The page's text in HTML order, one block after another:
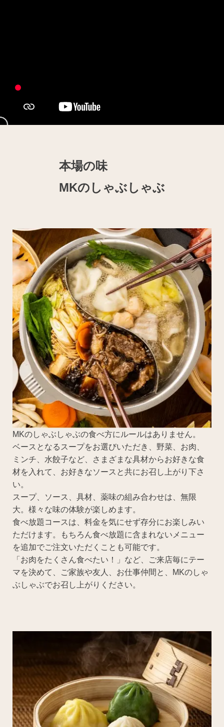
本場の味
MKのしゃぶしゃぶ
MKのしゃぶしゃぶの食べ方にルールはありません。
ベースとなるスープをお選びいただき、野菜、お肉、
ミンチ、水餃子など、さまざまな具材からお好きな食
材を入れて、お好きなソースと共にお召し上がり下さ
い。
スープ、ソース、具材、薬味の組み合わせは、無限
大。様々な味の体験が楽しめます。
食べ放題コースは、料金を気にせず存分にお楽しみい
ただけます。もちろん食べ放題に含まれないメニュー
を追加でご注文いただくことも可能です。
「お肉をたくさん食べたい！」など、ご来店毎にテー
マを決めて、ご家族や友人、お仕事仲間と、MKのしゃ
ぶしゃぶでお召し上がりください。